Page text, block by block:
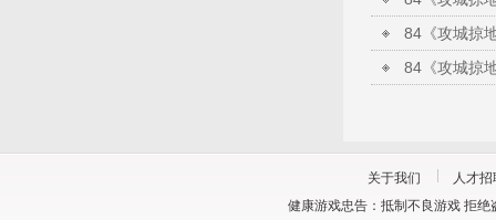
关于我们
人才招
健康游戏忠告：抵制不良游戏 拒